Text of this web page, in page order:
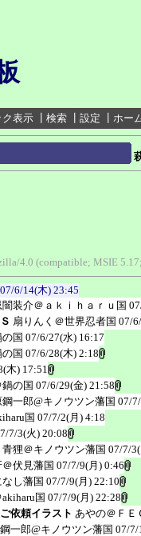
ク表示 検索 設定 ホー
4.0 (compatible; MSIE
07/6/14(木) 23:45
闇装介＠ａｋｉｈａｒｕ国
扇りんく＠世界忍者国 07/
国 07/6/27(水) 16:17
の国 07/6/28(木) 2:18
木) 17:51
の国 07/6/29(金) 21:58
一郎@キノウツン藩国 07/
国 07/7/2(月) 4:18
7/3(火) 20:08
青狸＠キノウツン藩国 07/7/
伏見藩国 07/7/9(月) 0:46
し藩国 07/7/9(月) 22:10
国 07/7/9(月) 22:28
依頼イラスト あやの＠ＦＥ
一郎@キノウツン藩国 07/7/